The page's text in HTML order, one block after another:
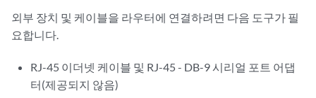
외부 장치 및 케이블을 라우터에 연결하려면 다음 도구가 필
요합니다.
RJ-45 이더넷 케이블 및 RJ-45 - DB-9 시리얼 포트 어댑
터(제공되지 않음)